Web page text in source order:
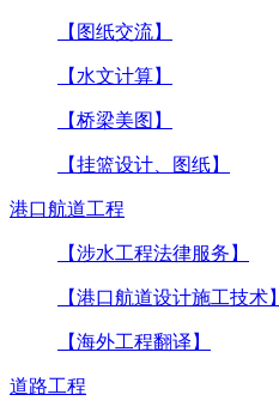
【图纸交流】
【水文计算】
【桥梁美图】
【挂篮设计、图纸】
港口航道工程
【涉水工程法律服务】
【港口航道设计施工技术】
【海外工程翻译】
道路工程